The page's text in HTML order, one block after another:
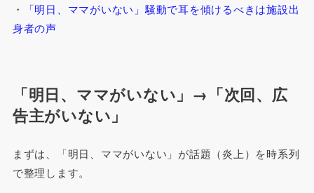
・
「明日、ママがいない」騒動で耳を傾けるべきは施設出
身者の声
「明日、ママがいない」→「次回、広
告主がいない」
まずは、「明日、ママがいない」が話題（炎上）を時系列
で整理します。